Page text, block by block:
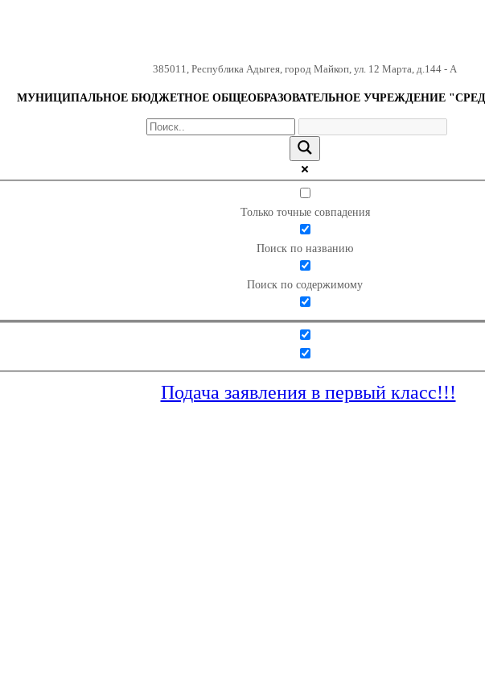
385011, Республика Адыгея, город Майкоп, ул. 12 Марта, д.144 - А
МУНИЦИПАЛЬНОЕ БЮДЖЕТНОЕ ОБЩЕОБРАЗОВАТЕЛЬНОЕ УЧРЕЖДЕНИЕ
Только точные совпадения
Поиск по названию
Поиск по содержимому
Подача заявления в первый класс!!!